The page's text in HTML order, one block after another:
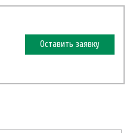
Оставить заявку